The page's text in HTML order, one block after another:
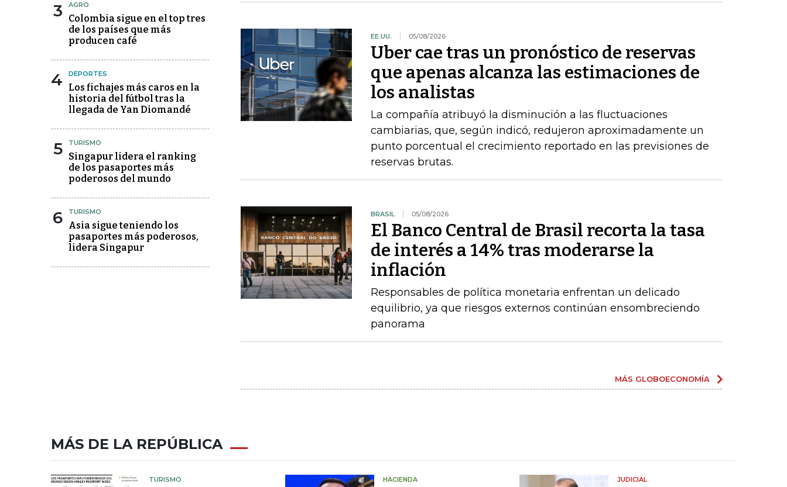
3 AGRO
Colombia sigue en el top tres
de los países que más
producen café
4 DEPORTES
Los fichajes más caros en la
historia del fútbol tras la
llegada de Yan Diomandé
5 TURISMO
Singapur lidera el ranking
de los pasaportes más
poderosos del mundo
6 TURISMO
Asia sigue teniendo los
pasaportes más poderosos,
lidera Singapur
EE.UU. 05/08/2026
Uber cae tras un pronóstico de reservas
que apenas alcanza las estimaciones de
los analistas
La compañía atribuyó la disminución a las fluctuaciones
cambiarias, que, según indicó, redujeron aproximadamente un
punto porcentual el crecimiento reportado en las previsiones de
reservas brutas.
BRASIL 05/08/2026
El Banco Central de Brasil recorta la tasa
de interés a 14% tras moderarse la
inflación
Responsables de política monetaria enfrentan un delicado
equilibrio, ya que riesgos externos continúan ensombreciendo
panorama
MÁS GLOBOECONOMÍA
MÁS DE LA REPÚBLICA
TURISMO HACIENDA JUDICIAL